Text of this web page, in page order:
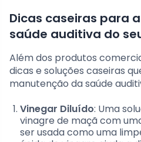
Dicas caseiras para
saúde auditiva do
Além dos produtos
dicas e soluções caseiras
manutenção da saúde
Vinegar Diluído: Uma
vinagre de maçã com
ser usada como uma